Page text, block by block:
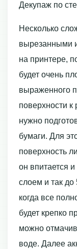
Декупаж по
Несколько
вырезанными
на принтере,
будет очень
выраженного
поверхности к
нужно
бумаги. Для
поверхность
он впитается
слоем и так
когда все
будет крепко
можно
воде. Далее